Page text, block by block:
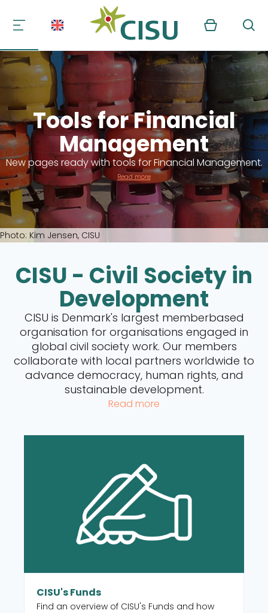
Kurv Søg
Tools for Financial
Management
New pages ready with tools for Financial Management.
Read more
Photo: Kim Jensen, CISU
CISU - Civil Society in
Development
CISU is Denmark's largest memberbased
organisation for organisations engaged in
global civil society work. Our members
collaborate with local partners worldwide to
advance democracy, human rights, and
sustainable development.
Read more
CISU's Funds
Find an overview of CISU's Funds and how